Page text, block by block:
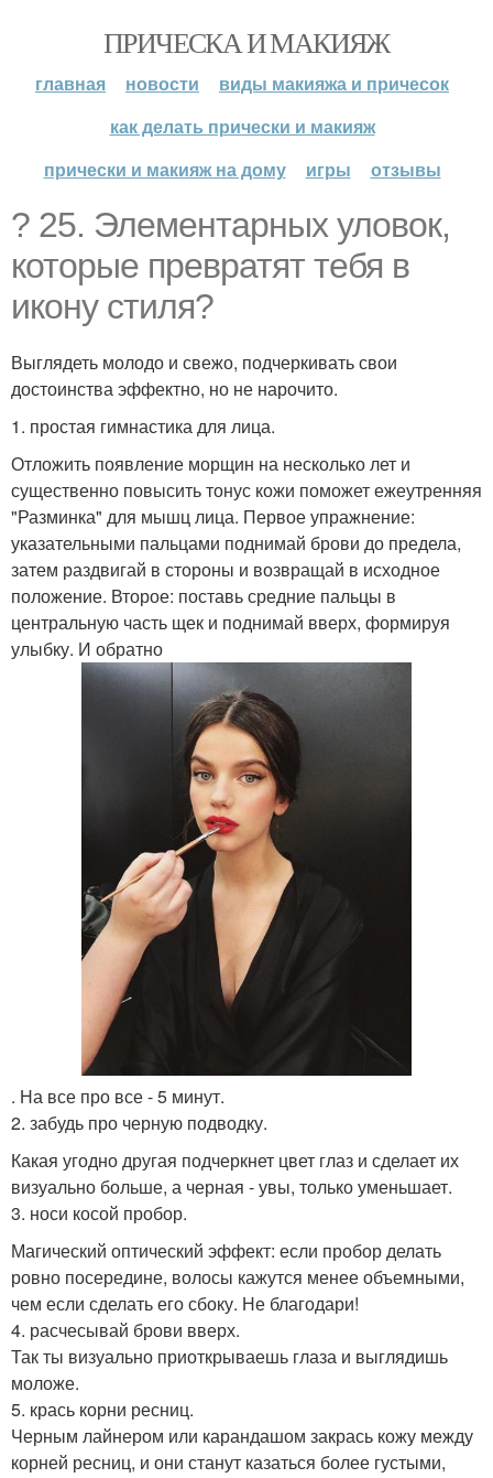
ПРИЧЕСКА И МАКИЯЖ
главная новости
виды макияжа и причесок
как делать прически и макияж
прически и макияж на дому
игры отзывы
? 25. Элементарных уловок,
которые превратят тебя в
икону стиля?
Выглядеть молодо и свежо, подчеркивать свои
достоинства эффектно, но не нарочито.
1. простая гимнастика для лица.
Отложить появление морщин на несколько лет и
существенно повысить тонус кожи поможет ежеутренняя
"Разминка" для мышц лица. Первое упражнение:
указательными пальцами поднимай брови до предела,
затем раздвигай в стороны и возвращай в исходное
положение. Второе: поставь средние пальцы в
центральную часть щек и поднимай вверх, формируя
улыбку. И обратно
. На все про все - 5 минут.
2. забудь про черную подводку.
Какая угодно другая подчеркнет цвет глаз и сделает их
визуально больше, а черная - увы, только уменьшает.
3. носи косой пробор.
Магический оптический эффект: если пробор делать
ровно посередине, волосы кажутся менее объемными,
чем если сделать его сбоку. Не благодари!
4. расчесывай брови вверх.
Так ты визуально приоткрываешь глаза и выглядишь
моложе.
5. крась корни ресниц.
Черным лайнером или карандашом закрась кожу между
корней ресниц, и они станут казаться более густыми,